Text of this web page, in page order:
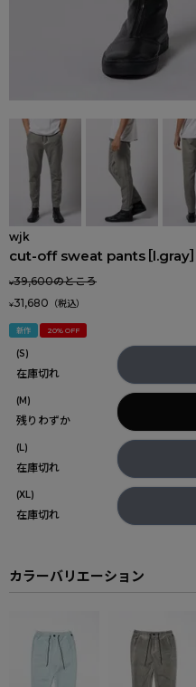
wjk
cut-off sweat pants［l.gray］
¥39,600のところ
¥31,680
新作 20% OFF
(S)
在庫切れ
(M)
残りわずか
(L)
在庫切れ
(XL)
在庫切れ
カラーバリエーション